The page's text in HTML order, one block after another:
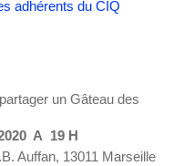
un Gâteau des
A 19 H
Auffan, 13011 Marseille